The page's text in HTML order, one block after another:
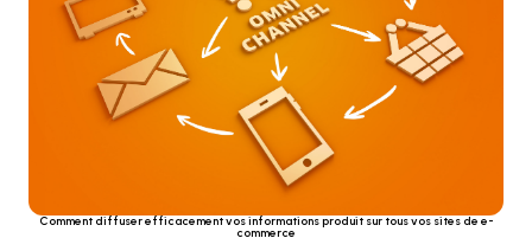
Comment diffuser efficacement vos informations produit sur tous vos sites de e-
commerce